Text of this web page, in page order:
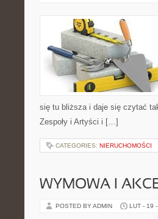
się tu bliższa i daje się czytać
Zespoły i Artyści i […]
CATEGORIES: NIERUCHOMOŚCI
WYMOWA I
POSTED BY ADMIN LUT - 19